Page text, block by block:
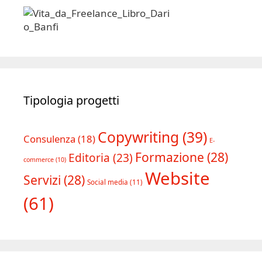
Tipologia progetti
Consulenza (18) Copywriting (39) E-
commerce (10) Editoria (23) Formazione (28)
Servizi (28) Social media (11) Website
(61)